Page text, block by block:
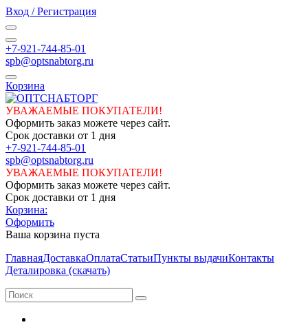
Вход / Регистрация
+7-921-744-85-01
spb@optsnabtorg.ru
Корзина
УВАЖАЕМЫЕ ПОКУПАТЕЛИ!
Оформить заказ можете через сайт.
Срок доставки от 1 дня
+7-921-744-85-01
spb@optsnabtorg.ru
УВАЖАЕМЫЕ ПОКУПАТЕЛИ!
Оформить заказ можете через сайт.
Срок доставки от 1 дня
Корзина:
Оформить
Ваша корзина пуста
ГлавнаяДоставкаОплатаСтатьиПункты выдачиКонтакты
Деталировка (скачать)